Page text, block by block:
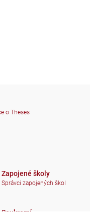
o Theses
Zapojené školy
Správci zapojených škol
Soukromí